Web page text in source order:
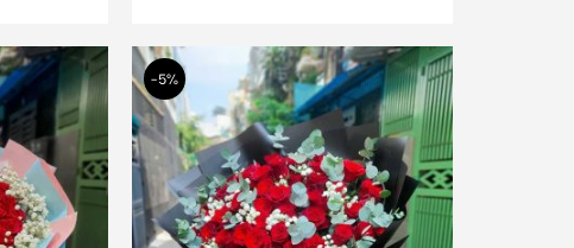
-5%